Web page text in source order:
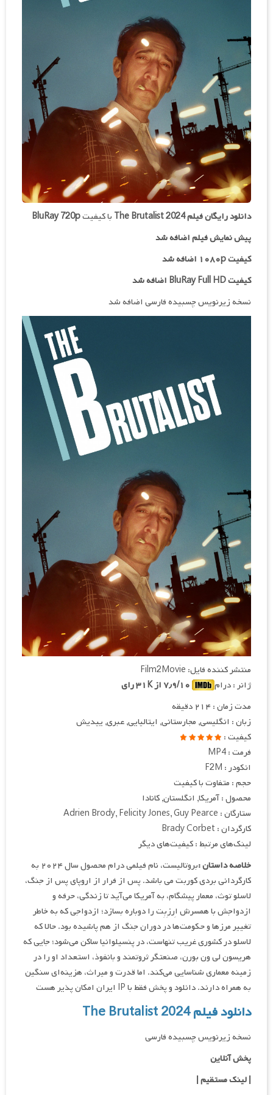
دانلود رایگان فیلمThe Brutalist 2024 با کیفیتBluRay 720p
پیش نمایش فیلم اضافه شد
کیفیت ۱۰۸۰p اضافه شد
کیفیت BluRay Full HD اضافه شد
نسخه زیرنویس چسبیده فارسی اضافه شد
منتشر کننده فایل: Film2Movie
ژانر : درام
مدت زمان : ۲۱۴ دقیقه
زبان : انگلیسی, مجارستانی, ایتالیایی, عبری, ییدیش
کیفیت :
فرمت : MP4
انکودر : F2M
حجم : متفاوت با کیفیت
محصول : آمریکا, انگلستان, کانادا
ستارگان : Adrien Brody, Felicity Jones, Guy Pearce
کارگردان : Brady Corbet
لینک‌های مرتبط : کیفیت‌های دیگر
خلاصه داستان :
بروتالیست، نام فیلمی درام محصول سال ۲۰۲۴ به
کارگردانی بردی کوربت می باشد. پس از فرار از اروپای پس از جنگ،
لاسلو توث، معمار پیشگام، به آمریکا می‌آید تا زندگی، حرفه و
ازدواجش با همسرش اِرزِبِت را دوباره بسازد؛ ازدواجی که به خاطر
تغییر مرزها و حکومت‌ها در دوران جنگ از هم پاشیده بود. حالا که
لاسلو در کشوری غریب تنهاست، در پنسیلوانیا ساکن می‌شود؛ جایی که
هریسون لی ون بورن، صنعتگر ثروتمند و بانفوذ، استعداد او را در
زمینه معماری شناسایی می‌کند. اما قدرت و میراث، هزینه‌ای سنگین
به همراه دارند. دانلود و پخش فقط با IP ایران امکان پذیر هست
دانلود فیلم The Brutalist 2024
نسخه زیرنویس چسبیده فارسی
پخش آنلاین
| لینک مستقیم|